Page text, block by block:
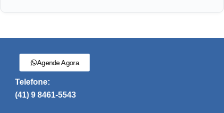
Agende Agora
Telefone:
(41) 9 8461-5543